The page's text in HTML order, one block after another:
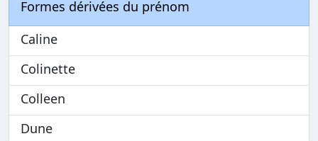
Formes dérivées du prénom
Caline
Colinette
Colleen
Dune